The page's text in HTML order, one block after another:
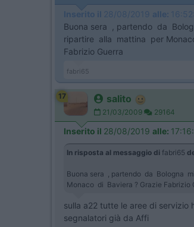
Inserito il 28/08/2019 alle:
Buona sera , partendo da
ripartire alla mattina per
Fabrizio Guerra
fabri65
17 salito
21/03/2009 29164
Inserito il 28/08/2019 alle:
In risposta al messaggio di fabri65
Buona sera , partendo da Bologna
Monaco di Baviera ? Grazie Fabrizio
sulla a22 tutte le aree di
segnalatori già da Affi